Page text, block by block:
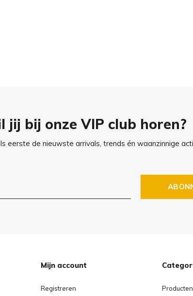
is onderhoud en
jij bij onze VIP club horen?
eerste de nieuwste arrivals, trends én waanzinnige
Mijn account
Registreren
Producten